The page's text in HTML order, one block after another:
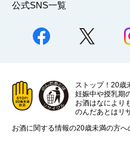
公式SNS一覧
ストップ！20歳
妊娠中や授乳期
お酒はなにより
のんだあとはリ
お酒に関する情報の20歳未満の方へ